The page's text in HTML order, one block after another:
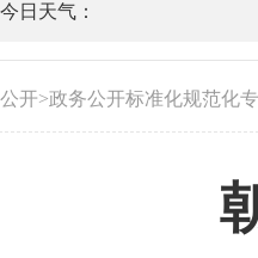
日天气：
开>政务公开标准化规范化